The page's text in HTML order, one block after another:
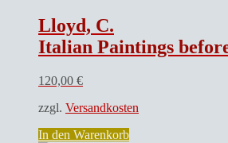
Lloyd, C.
Italian Paintings before 1600 in the
120,00 €
zzgl. Versandkosten
In den Warenkorb